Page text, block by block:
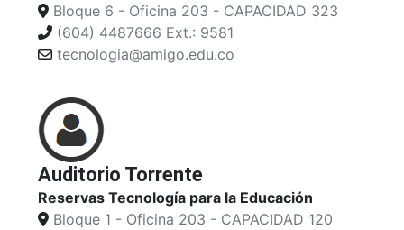
Bloque 6 - Oficina 203 - CAPACIDAD 323
(604) 4487666 Ext.: 9581
tecnologia@amigo.edu.co
Auditorio Torrente
Reservas Tecnología para la Educación
Bloque 1 - Oficina 203 - CAPACIDAD 120